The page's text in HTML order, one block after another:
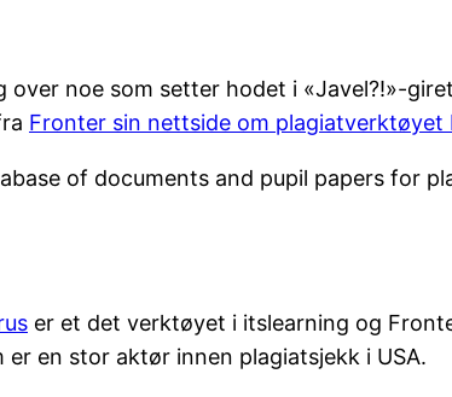
noe som setter hodet i «Javel?!»-
Fronter sin nettside om plagiatverktøyet
of documents and pupil papers for
er et det verktøyet i itslearning og
er en stor aktør innen plagiatsjekk i USA.